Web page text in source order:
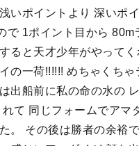
いポイントより 深いポイ
で 1ポイント目から 80m
ると天才少年がやってく
の一荷!!!!!! めちゃくちゃ
出船前に私の命の水の
て 同じフォームでアマ
。 その後は勝者の余裕